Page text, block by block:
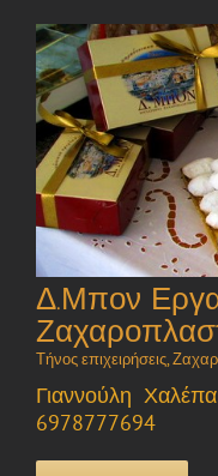
Δ.Μπον
Τήνος επιχειρήσεις,
Γιαννούλη
6978777694